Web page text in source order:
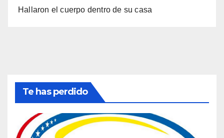
Hallaron el cuerpo dentro de su casa
Te has perdido